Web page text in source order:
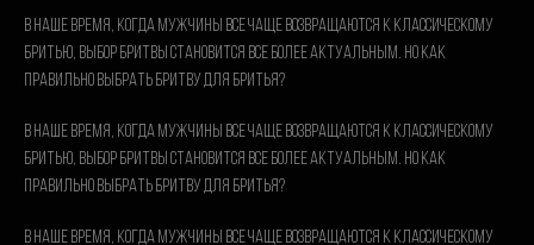
В наше время, когда мужчины все чаще возвращаются к классическому
бритью, выбор бритвы становится все более актуальным. Но как
правильно выбрать бритву для бритья?
В наше время, когда мужчины все чаще возвращаются к классическому
бритью, выбор бритвы становится все более актуальным. Но как
правильно выбрать бритву для бритья?
В наше время, когда мужчины все чаще возвращаются к классическому